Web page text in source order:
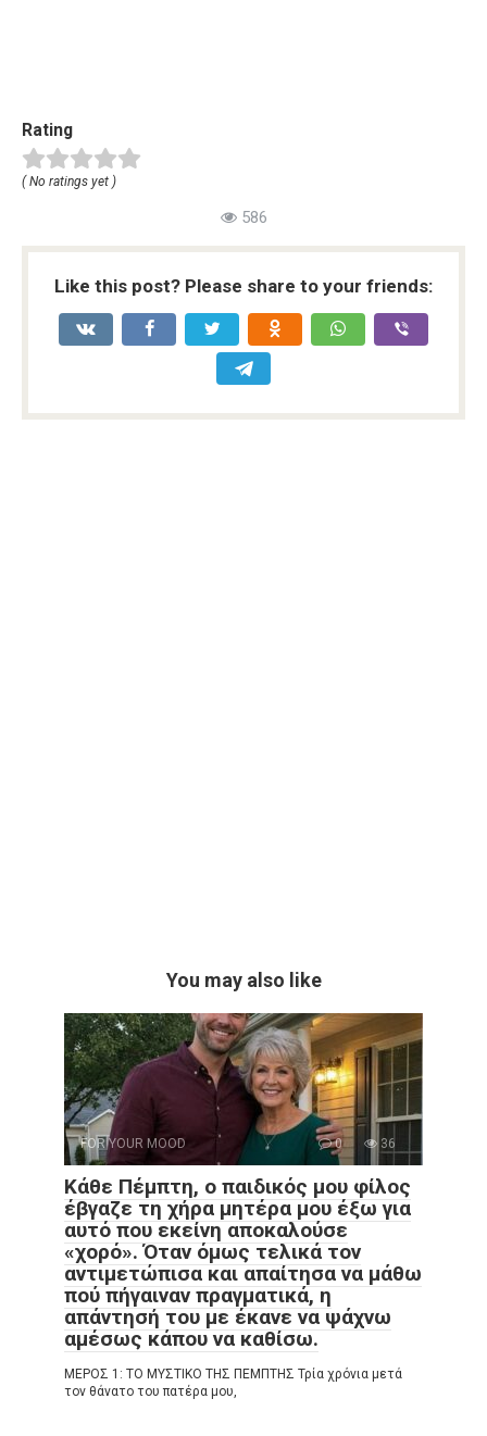
Rating
( No ratings yet )
586
Like this post? Please share to your friends:
You may also like
FOR YOUR MOOD 0 36
Κάθε Πέμπτη, ο παιδικός μου φίλος
έβγαζε τη χήρα μητέρα μου έξω για
αυτό που εκείνη αποκαλούσε
«χορό». Όταν όμως τελικά τον
αντιμετώπισα και απαίτησα να μάθω
πού πήγαιναν πραγματικά, η
απάντησή του με έκανε να ψάχνω
αμέσως κάπου να καθίσω.
ΜΕΡΟΣ 1: ΤΟ ΜΥΣΤΙΚΟ ΤΗΣ ΠΕΜΠΤΗΣ Τρία χρόνια μετά
τον θάνατο του πατέρα μου,